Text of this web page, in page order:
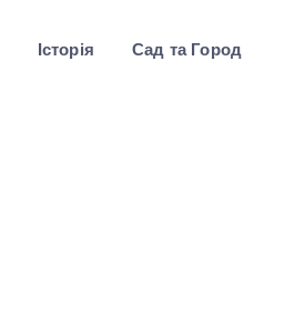
Історія Сад та Город